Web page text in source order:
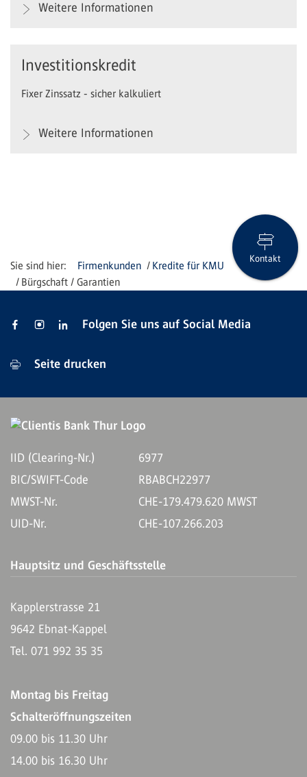
Weitere Informationen
Investitionskredit
Fixer Zinssatz - sicher kalkuliert
Weitere Informationen
Firmenkunden
Kredite für KMU
Bürgschaft / Garantien
Kontakt
Folgen Sie uns auf Social Media
Seite drucken
IID (Clearing-Nr.)
6977
BIC/SWIFT-Code
RBABCH22977
MWST-Nr.
CHE-179.479.620 MWST
UID-Nr.
CHE-107.266.203
Hauptsitz und Geschäftsstelle
Kapplerstrasse 21
9642 Ebnat-Kappel
Tel. 071 992 35 35
Montag bis Freitag
Schalteröffnungszeiten
09.00 bis 11.30 Uhr
14.00 bis 16.30 Uhr